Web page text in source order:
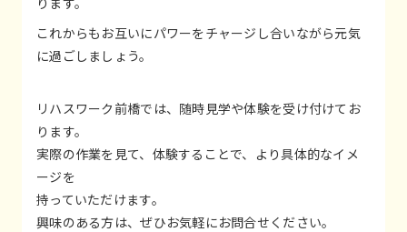
これからもお互いにパワーをチャージし合いながら元気
に過ごしましょう。
リハスワーク前橋では、随時見学や体験を受け付けてお
ります。
実際の作業を見て、体験することで、より具体的なイメ
ージを
持っていただけます。
興味のある方は、ぜひお気軽にお問合せください。